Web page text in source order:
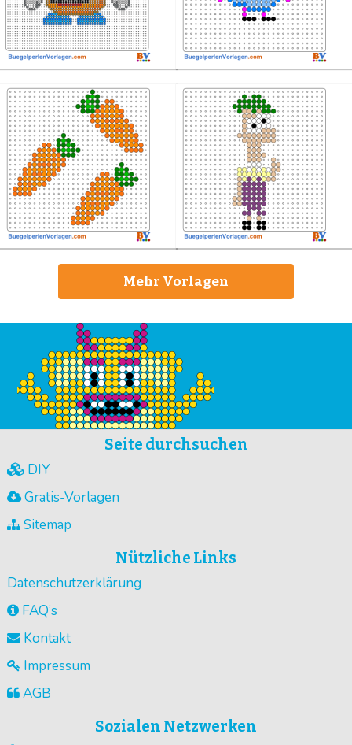
Mehr Vorlagen
Seite durchsuchen
DIY
Gratis-Vorlagen
Sitemap
Nützliche Links
Datenschutzerklärung
FAQ’s
Kontakt
Impressum
AGB
Sozialen Netzwerken